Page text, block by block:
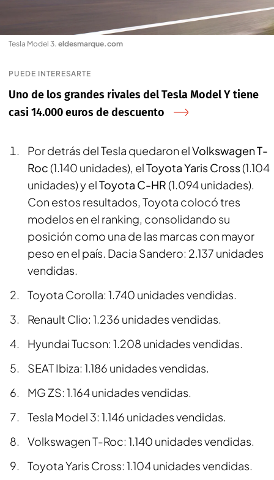
Tesla Model 3. eldesmarque.com
PUEDE INTERESARTE
Uno de los grandes rivales del Tesla Model Y tiene
casi 14.000 euros de descuento
Por detrás del Tesla quedaron elVolkswagen T-
Roc(1.140 unidades), elToyota Yaris Cross(1.104
unidades) y elToyota C-HR(1.094 unidades).
Con estos resultados, Toyota colocó tres
modelos en el ranking, consolidando su
posición como una de las marcas con mayor
peso en el país. Dacia Sandero: 2.137 unidades
vendidas.
Toyota Corolla: 1.740 unidades vendidas.
Renault Clio: 1.236 unidades vendidas.
Hyundai Tucson: 1.208 unidades vendidas.
SEAT Ibiza: 1.186 unidades vendidas.
MG ZS: 1.164 unidades vendidas.
Tesla Model 3: 1.146 unidades vendidas.
Volkswagen T-Roc: 1.140 unidades vendidas.
Toyota Yaris Cross: 1.104 unidades vendidas.